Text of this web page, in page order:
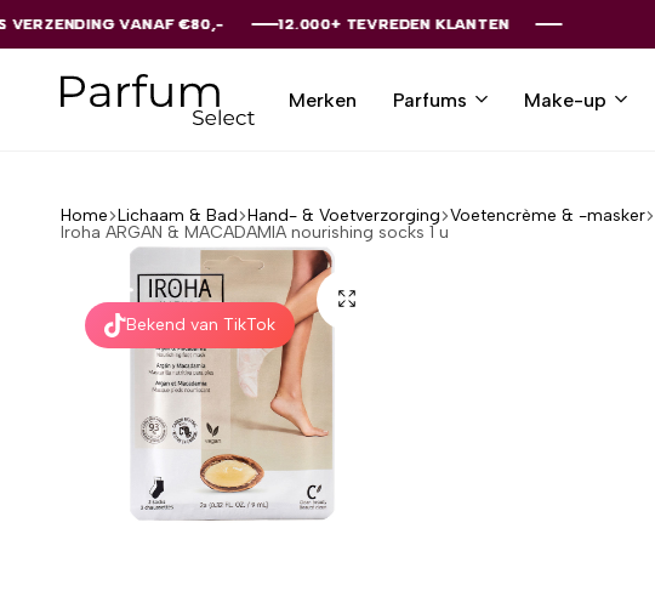
VANAF €80,- 12.000+ TEVREDEN KLANTEN
VANAF €80,- 12.000+ TEVREDEN KLANTEN
VANAF €80,- 12.000+ TEVREDEN KLANTEN
VANAF €80,- 12.000+ TEVREDEN KLANTEN
VANAF €80,- 12.000+ TEVREDEN KLANTEN
Merken Parfums Make-up
Home Lichaam & Bad Hand- & Voetverzorging Voetencrème & -masker
Iroha ARGAN & MACADAMIA nourishing socks 1 u
Bekend van TikTok